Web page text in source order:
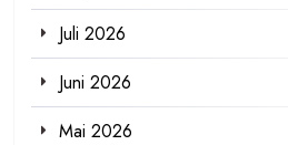
Juli 2026
Juni 2026
Mai 2026